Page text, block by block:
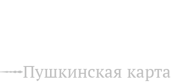
Пушкинская карта